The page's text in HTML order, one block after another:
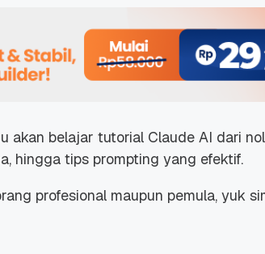
akan belajar tutorial Claude AI dari
hingga tips prompting yang efektif.
profesional maupun pemula, yuk